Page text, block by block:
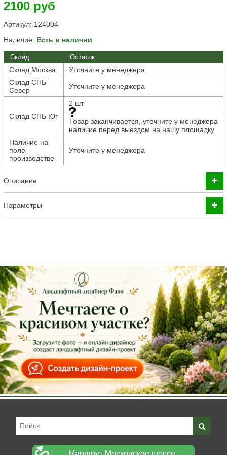
2100 руб
Артикул: 124004
Наличие: Есть в наличии
Склад Остаток
Склад Москва
Уточните у менеджера
Склад СПБ
Север
Уточните у менеджера
Склад СПБ Юг
2 шт
Товар заканчивается, уточните у менеджера
наличие перед выездом на нашу площадку
Наличие на
поле-
производстве
Уточните у менеджера
Описание
Параметры